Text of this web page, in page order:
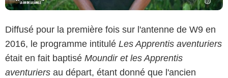
Diffusé pour la première fois sur l'antenne de W9 en
2016, le programme intitulé Les Apprentis aventuriers
était en fait baptisé Moundir et les Apprentis
aventuriers au départ, étant donné que l'ancien